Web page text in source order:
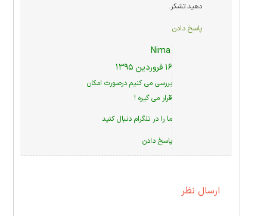
دهید.تشکر.
پاسخ دادن
Nima
۱۶ فروردین ۱۳۹۵
بررسی می کنیم درصورت امکان
قرار می گیره !
ما را درتلگرام دنبال کنید
پاسخ دادن
ارسال نظر